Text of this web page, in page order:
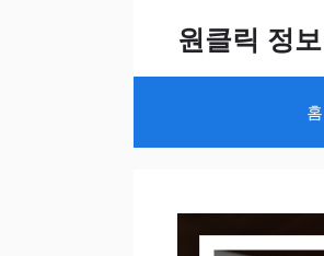
원클릭 정보
홈